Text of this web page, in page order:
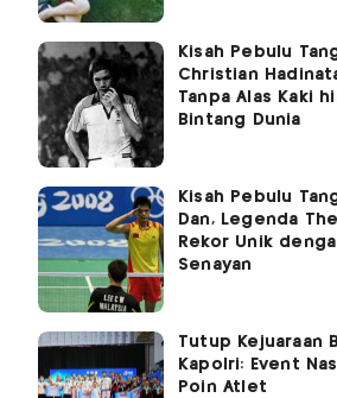
Kisah Pebulu
Christian
Tanpa Alas Kaki
Bintang Dunia
Kisah Pebulu
Dan, Legenda
Rekor Unik
Senayan
Tutup Kejuaraan
Kapolri: Event
Poin Atlet